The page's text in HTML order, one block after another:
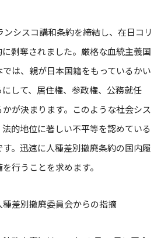
シスコ講和条約を締結し、在日コリ
剥奪されました。厳格な血統主義国
は、親が日本国籍をもっているかい
して、居住権、参政権、公務就任
が決まります。このような社会シス
的地位に著しい不平等を認めている
。迅速に人種差別撤廃条約の国内履
行うことを求めます。
差別撤廃委員会からの指摘